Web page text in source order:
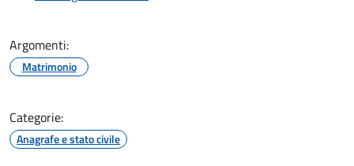
Argomenti:
Matrimonio
Categorie:
Anagrafe e stato civile